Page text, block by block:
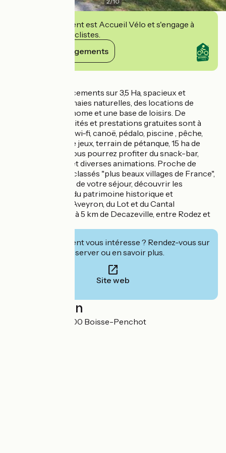
Cet établissement est Accueil Vélo et s'engage à
accueillir des cyclistes.
Voir ses engagements
Il abrite 66 emplacements sur 3,5 Ha, spacieux et
délimités par des haies naturelles, des locations de
chalets et mobil-home et une base de loisirs. De
nombreuses activités et prestations gratuites sont à
votre disposition: wi-fi, canoë, pédalo, piscine , pêche,
ping-pong, aire de jeux, terrain de pétanque, 15 ha de
forêt. En saison, vous pourrez profiter du snack-bar,
plats à emporter et diverses animations. Proche de
plusieurs villages classés "plus beaux villages de France",
vous pourrez, lors de votre séjour, découvrir les
multiples attraits du patrimoine historique et
architectural de l'Aveyron, du Lot et du Cantal
limitrophes. Situé à 5 km de Decazeville, entre Rodez et
Cet établissement vous intéresse ? Rendez-vous sur
leur site pour réserver ou en savoir plus.
Site web
Localisation
Roquelongue 12300 Boisse-Penchot